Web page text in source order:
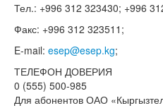
Тел.: +996 312 323430; +996
Факс: +996 312 323511;
E-mail: esep@esep.kg;
ТЕЛЕФОН ДОВЕРИЯ
0 (555) 500-985
Для абонентов ОАО